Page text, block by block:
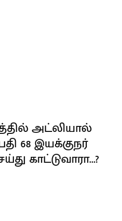
அட்லியால்
68 இயக்குநர்
காட்டுவாரா…?